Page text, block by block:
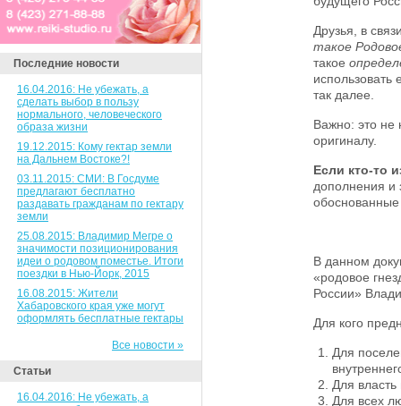
Последние новости
16.04.2016: Не убежать, а
сделать выбор в пользу
нормального, человеческого
образа жизни
19.12.2015: Кому гектар земли
на Дальнем Востоке?!
03.11.2015: СМИ: В Госдуме
предлагают бесплатно
раздавать гражданам по гектару
земли
25.08.2015: Владимир Мегре о
значимости позиционирования
идеи о родовом поместье. Итоги
поездки в Нью-Йорк, 2015
16.08.2015: Жители
Хабаровского края уже могут
оформлять бесплатные гектары
Все новости »
Статьи
16.04.2016: Не убежать, а
Друзья, в
такое
такое
использовать
так далее.
Важно: это не
оригиналу.
Если кто-то
дополнения
В данном
«родовое
России»
Для кого
Для
Для власть
Для всех